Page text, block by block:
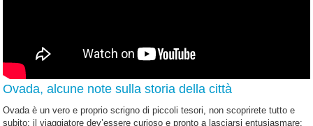
Ovada, alcune note sulla storia della città
Ovada è un vero e proprio scrigno di piccoli tesori, non scoprirete tutto e
subito; il viaggiatore dev’essere curioso e pronto a lasciarsi entusiasmare: